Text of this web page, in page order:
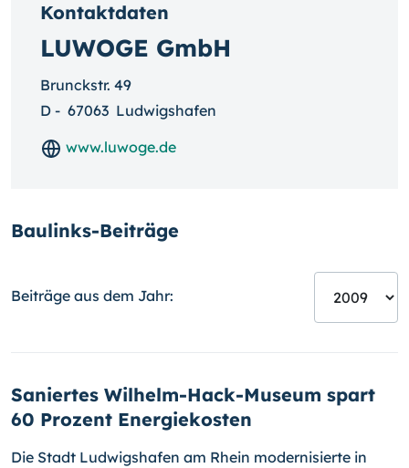
Kontaktdaten
LUWOGE GmbH
Brunckstr. 49
D - 67063 Ludwigshafen
www.luwoge.de
Baulinks-Beiträge
Beiträge aus dem Jahr:
Saniertes Wilhelm-Hack-Museum spart
60 Prozent Energiekosten
Die Stadt Ludwigshafen am Rhein modernisierte in